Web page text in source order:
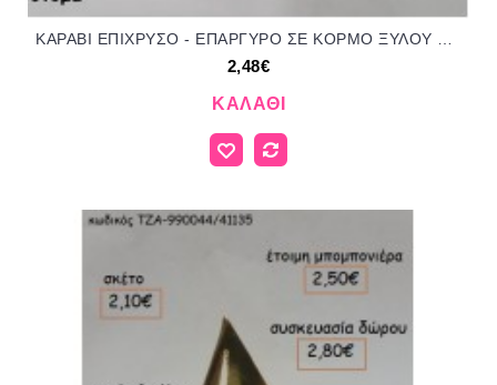
ΚΑΡΑΒΙ ΕΠΙΧΡΥΣΟ - ΕΠΑΡΓΥΡΟ ΣΕ ΚΟΡΜΟ ΞΥΛΟΥ ΓΙΑ ΜΠΟΜΠΟΝΙΕΡΕΣ ΓΑΜΟΥ ΒΑΠΤΙΣΗΣ - ΔΩΡΑ ΕΟΡΤΩΝ - ΠΑΡΤΥ ΤΖΑ-92235/41145 2.48€!!!
2,48€
ΚΑΛΆΘΙ